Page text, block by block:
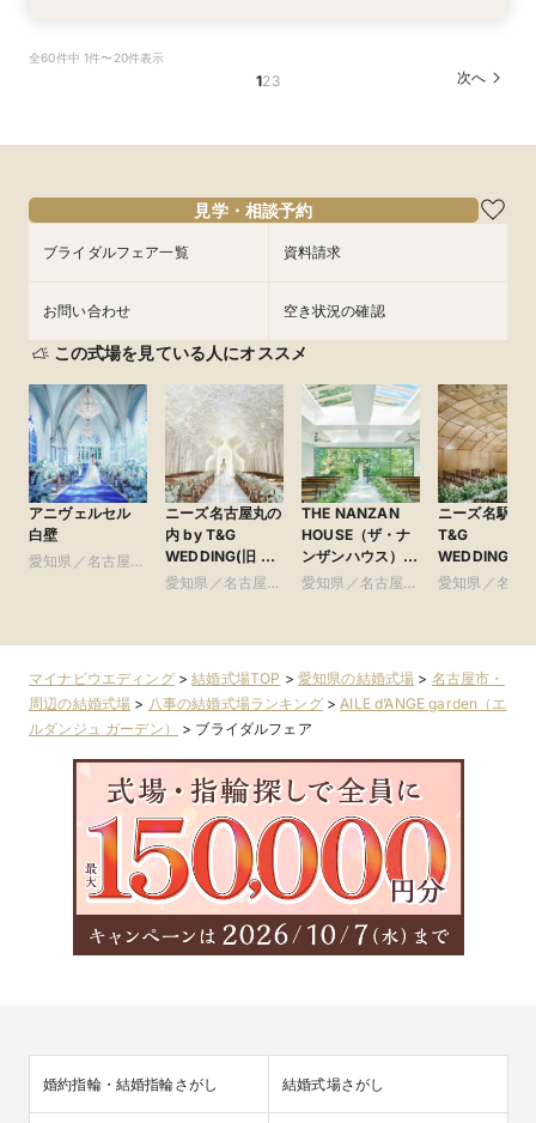
9/9
など徹底比較相談
9/9
特典＞豪華試食チケット＆1日1組ガーデン邸宅完
全貸切体験＆予算相談
13:00〜
14:00〜
18:00〜
フェアを予約
9/9
ト付＊お気軽相談
全60件中 1件〜20件表示
123 次へ
見学・相談予約
ブライダルフェア一覧 資料請求
お問い合わせ 空き状況の確認
この式場を見ている人にオススメ
アニヴェルセル
白壁
愛知県／名古屋
ニーズ名古屋丸の
内 by T&G
WEDDING(旧 ト
リフォーリア
愛知県／名古屋
THE NANZAN
HOUSE（ザ・ナ
ンザンハウス）
●Plan・Do・See
愛知県／名古屋
ニーズ名駅 by
T&G
WEDDING(旧
ンフィニート
愛知県／名古
マイナビウエディング>結婚式場TOP > 愛知県の結婚式場 > 名古屋市・
周辺の結婚式場 > 八事の結婚式場ランキング>AILE d’ANGE garden（エ
ルダンジュ ガーデン）
> ブライダルフェア
婚約指輪・結婚指輪さがし 結婚式場さがし